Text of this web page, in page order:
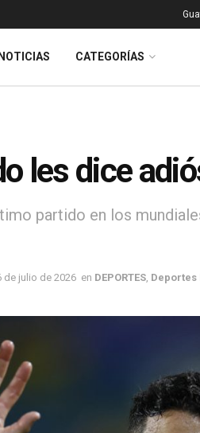
NOTICIAS CATEGORÍAS
les dice
partido en los
de julio de 2026 en DEPORTES